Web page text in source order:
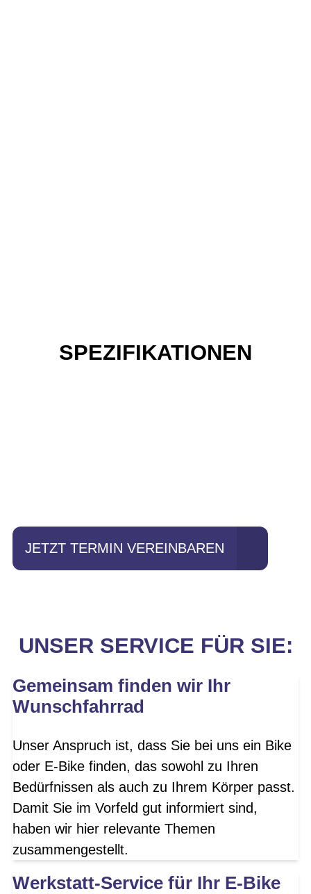
SPEZIFIKATIONEN
JETZT TERMIN VEREINBAREN
UNSER SERVICE FÜR SIE:
Gemeinsam finden wir Ihr
Wunschfahrrad
Unser Anspruch ist, dass Sie bei uns ein Bike
oder E-Bike finden, das sowohl zu Ihren
Bedürfnissen als auch zu Ihrem Körper passt.
Damit Sie im Vorfeld gut informiert sind,
haben wir hier relevante Themen
zusammengestellt.
Werkstatt-Service für Ihr E-Bike